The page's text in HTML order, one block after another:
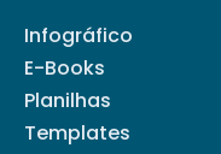
Infográfico
E-Books
Planilhas
Templates